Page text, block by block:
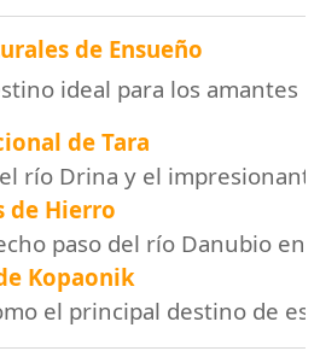
de Ensueño
ideal para los amantes
de Tara
río Drina y el
de Hierro
paso del río Danubio
Kopaonik
el principal destino de